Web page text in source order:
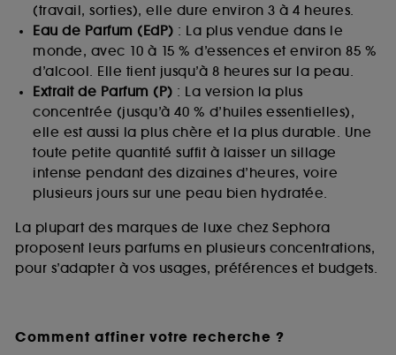
(travail, sorties), elle dure environ 3 à 4 heures.
Eau de Parfum (EdP) : La plus vendue dans le
monde, avec 10 à 15 % d’essences et environ 85 %
d’alcool. Elle tient jusqu’à 8 heures sur la peau.
Extrait de Parfum (P) : La version la plus
concentrée (jusqu’à 40 % d’huiles essentielles),
elle est aussi la plus chère et la plus durable. Une
toute petite quantité suffit à laisser un sillage
intense pendant des dizaines d’heures, voire
plusieurs jours sur une peau bien hydratée.
La plupart des marques de luxe chez Sephora
proposent leurs parfums en plusieurs concentrations,
pour s’adapter à vos usages, préférences et budgets.
Comment affiner votre recherche ?